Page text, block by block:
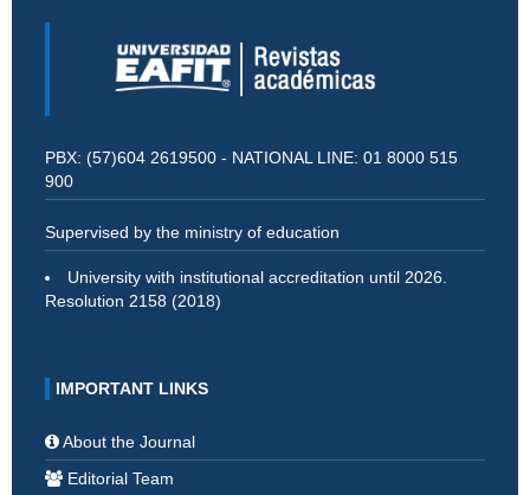
PBX: (57)604 2619500 - NATIONAL LINE: 01 8000 515
900
Supervised by the ministry of education
University with institutional accreditation until 2026.
Resolution 2158 (2018)
IMPORTANT LINKS
About the Journal
Editorial Team